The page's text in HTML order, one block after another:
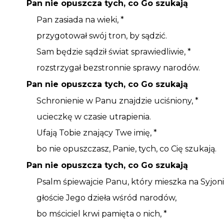
Pan nie opuszcza tych, co Go szukają
Pan zasiada na wieki, *
przygotował swój tron, by sądzić.
Sam będzie sądził świat sprawiedliwie, *
rozstrzygał bezstronnie sprawy narodów.
Pan nie opuszcza tych, co Go szukają
Schronienie w Panu znajdzie uciśniony, *
ucieczkę w czasie utrapienia.
Ufają Tobie znający Twe imię, *
bo nie opuszczasz, Panie, tych, co Cię szukają.
Pan nie opuszcza tych, co Go szukają
Psalm śpiewajcie Panu, który mieszka na
głoście Jego dzieła wśród narodów,
bo mściciel krwi pamięta o nich, *